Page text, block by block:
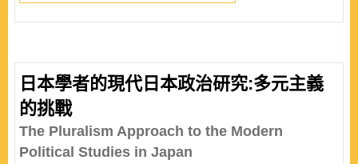
日本學者的現代日本政治研究:多元主義
的挑戰
The Pluralism Approach to the Modern
Political Studies in Japan